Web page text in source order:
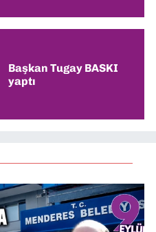
Başkan Tugay BASKI
yaptı